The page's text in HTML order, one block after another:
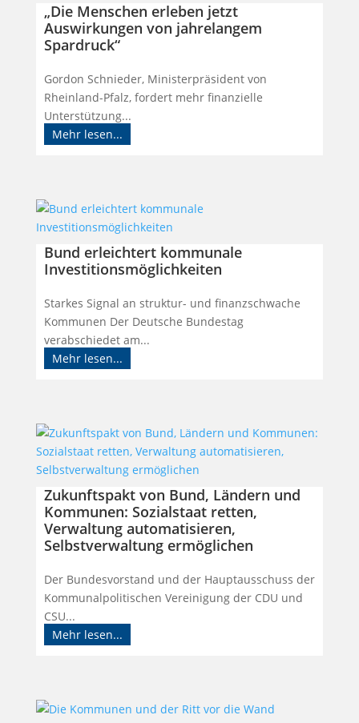
„Die Menschen erleben jetzt
Auswirkungen von jahrelangem
Spardruck“
Gordon Schnieder, Ministerpräsident von
Rheinland-Pfalz, fordert mehr finanzielle
Unterstützung...
Mehr lesen...
Bund erleichtert kommunale
Investitionsmöglichkeiten
Starkes Signal an struktur- und finanzschwache
Kommunen Der Deutsche Bundestag
verabschiedet am...
Mehr lesen...
Zukunftspakt von Bund, Ländern und
Kommunen: Sozialstaat retten,
Verwaltung automatisieren,
Selbstverwaltung ermöglichen
Der Bundesvorstand und der Hauptausschuss der
Kommunalpolitischen Vereinigung der CDU und
CSU...
Mehr lesen...